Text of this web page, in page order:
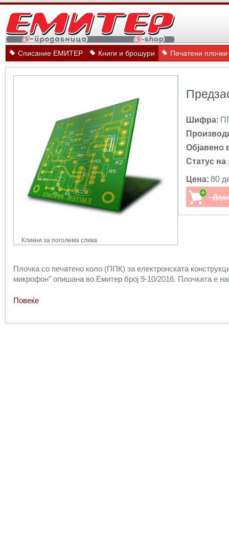
Списание ЕМИТЕР Книги и брошури Печатени
Кликни за поголема слика
Шифра:
Објавено
Статус на
Цена: 80
Плочка со печатено коло (ППК) за електронската
микрофон" опишана во Емитер број 9-10/2016. Плочката е
Повеќе